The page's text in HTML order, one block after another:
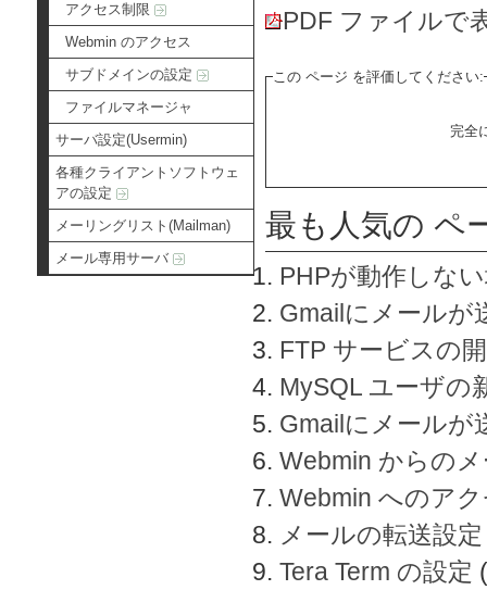
アクセス制限
Webmin のアクセス
サブドメインの設定
ファイルマネージャ
サーバ設定(Usermin)
各種クライアントソフトウェ
アの設定
メーリングリスト(Mailman)
メール専用サーバ
PDF ファイルで
この ページ を評価してください:
完全
最も人気の ペ
PHPが動作しな
Gmailにメールが
FTP サービスの
MySQL ユーザの
Gmailにメールが
Webmin からの
Webmin へのア
メールの転送設定
Tera Term の設定